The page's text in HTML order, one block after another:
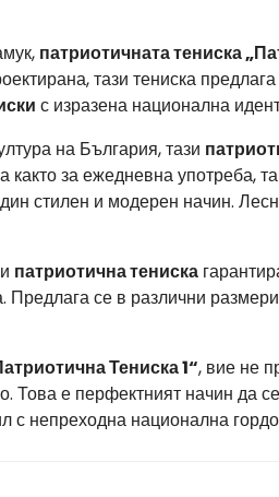
патриотичната тениска
тази тениска
с изразена национална
на България, тази
за ежедневна употреба,
стилен и модерен начин.
патриотична тениска
се в различни
Тениска 1“, вие не
Това е перфектният начин да
с непреходна национална